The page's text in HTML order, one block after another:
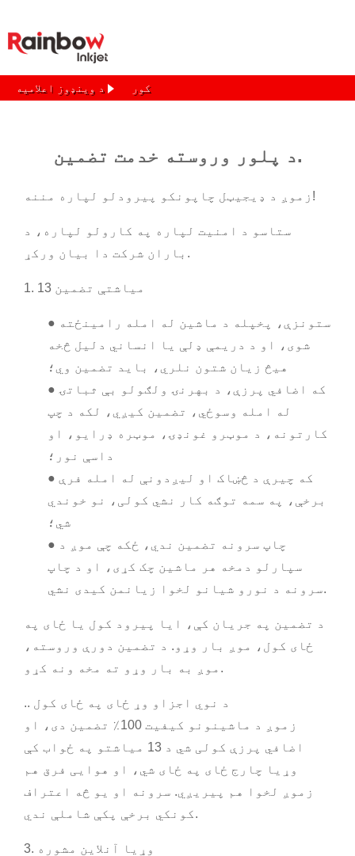
کور د وینډوز اعلامیه
د پلور وروسته خدمت تضمین.
زموږ د ډیجیټل چاپونکو پیرودلو لپاره مننه!
ستاسو د امنیت لپاره په کارولو لپاره، د
باران شرکت دا بیان ورکړ.
1. 13 میاشتې تضمین
● ستونزې، پخپله د ماشین له امله رامینځته
شوی، او د دریمې ډلې یا انساني دلیل څخه
هیڅ زیان شتون نلري، باید تضمین وي؛
● که اضافي پرزې، د بهرنۍ ولګولو بې ثباتۍ
له امله وسوځي، تضمین کیږي، لکه د چپ
کارتونه، د موټرو غونډۍ، موټره ډرایو، او
داسې نور؛
● که چیرې د څښاک او لیږدونې له امله فرې
برخې، په سمه توګه کار نشي کولی، نو خوندي
شي؛
● چاپ سرونه تضمین ندي، ځکه چې موږ د
سپارلو دمخه هر ماشین چک کړی، او د چاپ
سرونه د نورو شیانو لخوا زیانمن کیدی نشي.
د تضمین په جریان کې، ایا پیرود کول یا ځای په
ځای کول، موږ بار وړو. د تضمین دورې وروسته،
موږ به بار وړو ته مخه ونه کړو.
.. د نوي اجزاو وړ ځای په ځای کول
زموږ د ماشینونو کیفیت 100٪ تضمین دی، او
اضافي پرزې کولی شي د 13 میاشتو په ځواب کې
وړیا چارج ځای په ځای شي، او هوایی فرق هم
زموږ لخوا هم پیریږي. سرونه او یو څه اعتراف
کونکي برخې پکې شاملې ندي.
3. وړیا آنلاین مشوره